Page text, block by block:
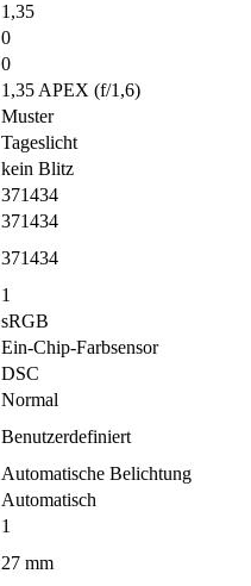
1,35
0
0
1,35 APEX (f/1,6)
Muster
Tageslicht
kein Blitz
371434
371434
371434
1
sRGB
Ein-Chip-Farbsensor
DSC
Normal
Benutzerdefiniert
Automatische Belichtung
Automatisch
1
27 mm